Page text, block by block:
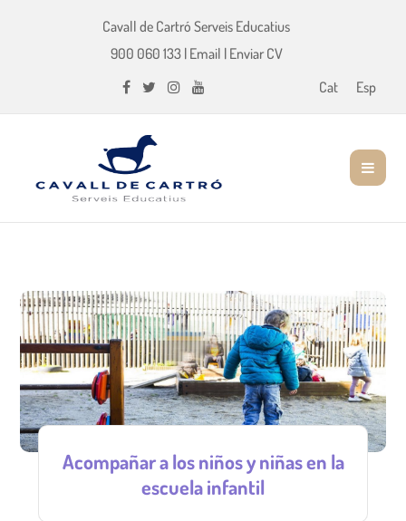
Cavall de Cartró Serveis Educatius
900 060 133| Email | Enviar CV
Cat
Esp
Acompañar a los niños y niñas en la
escuela infantil